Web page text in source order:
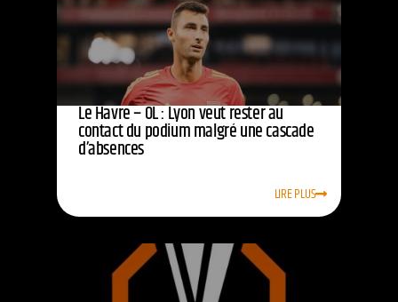
Le Havre – OL : Lyon veut rester au
contact du podium malgré une cascade
d’absences
LIRE PLUS